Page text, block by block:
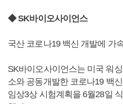
◆ SK바이오사이언스
국산 코로나19 백신 개발에 가
SK바이오사이언스는 미국 워
소와 공동개발한 코로나19 백
임상3상 시험계획을 6월28일